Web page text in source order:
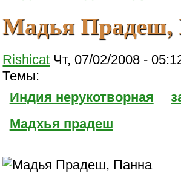
Мадья Прадеш,
Rishicat Чт, 07/02/2008 -
Темы:
Индия нерукотворная
Мадхья прадеш